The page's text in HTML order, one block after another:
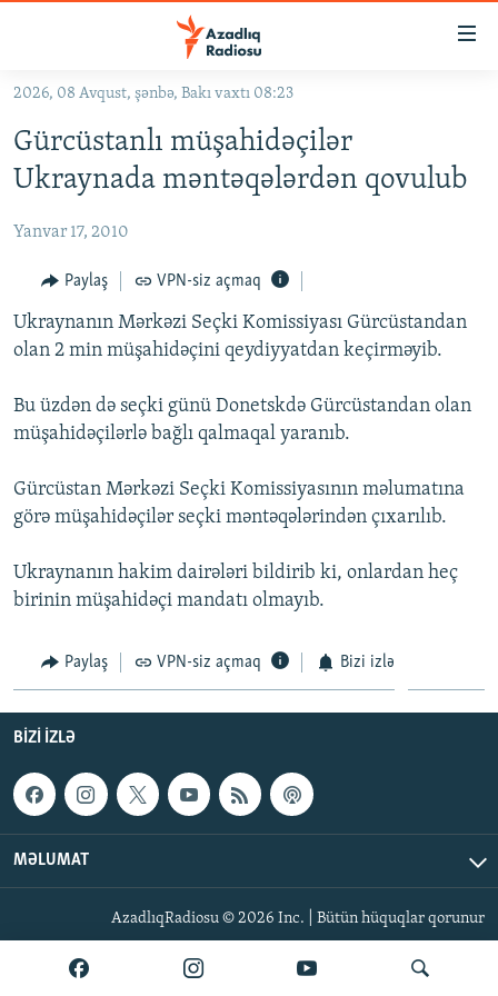
Əsas
qayıt
Əsas
naviqasiyaya
qayıt
KORRUPSIOMETR
#ƏSLINDƏ
FƏRQƏ BAX
QANUNI DOĞRU
ARAŞDIRMA
MULTIMEDIA
VIDEO
FOTOQALEREYA
İNFOQRAFIKA
RADIO ARXIV
OXU ZALI
AZƏRBAYCAN ƏDƏBIYYATI KITABXANASI
İSLAM VƏ DEMOKRATIYA
İZ - MƏDƏNIYYƏT PROQRAMI
HAQQIMIZDA
MISSIYAMIZ
PEŞƏ ETIKASI VƏ JURNALISTIKA STANDARTLARIMIZ
MATERIALLARIMIZDAN ISTIFADƏ
2026, 08 Avqust, şənbə, Bakı vaxtı 08:23
Gürcüstanlı müşahidəçilər
Ukraynada məntəqələrdən qovulub
Yanvar 17, 2010
Paylaş VPN-siz açmaq
Ukraynanın Mərkəzi Seçki Komissiyası Gürcüstandan
olan 2 min müşahidəçini qeydiyyatdan keçirməyib.
Bu üzdən də seçki günü Donetskdə Gürcüstandan olan
müşahidəçilərlə bağlı qalmaqal yaranıb.
Gürcüstan Mərkəzi Seçki Komissiyasının məlumatına
görə müşahidəçilər seçki məntəqələrindən çıxarılıb.
Ukraynanın hakim dairələri bildirib ki, onlardan heç
birinin müşahidəçi mandatı olmayıb.
Paylaş VPN-siz açmaq Bizi izlə
BIZI IZLƏ
MƏLUMAT
AzadlıqRadiosu © 2026 Inc. | Bütün hüquqlar qorunur